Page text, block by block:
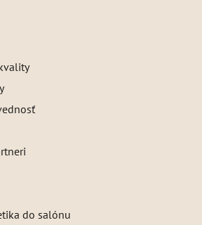
do salónu